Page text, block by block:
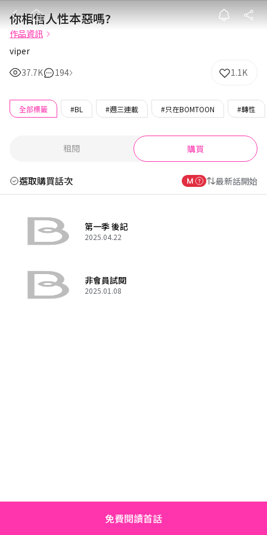
你相信人性本
你相信人性本惡嗎?
作品資訊
viper
37.7K
194 1.1K
全部標籤 #BL #週三連載 #只在BOMTOON #轉性
租閱 購買
選取購買話次 最新話開始
第一季 後記
2025.04.22
非會員試閱
2025.01.08
免費閱讀首話